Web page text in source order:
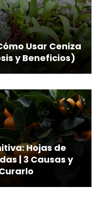
Usar Ceniza
y Beneficios)
Hojas de
| 3 Causas y